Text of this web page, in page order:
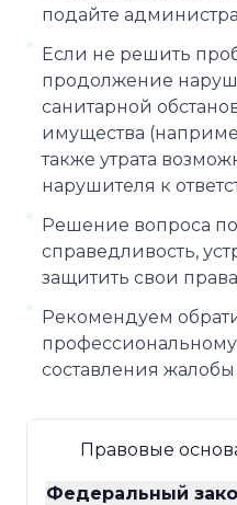
подайте
Если не решить
продолжение
санитарной
имущества
также утрата
нарушителя к
Решение вопроса
справедливость,
защитить свои
Рекомендуем
составления
Правовые
Федеральный